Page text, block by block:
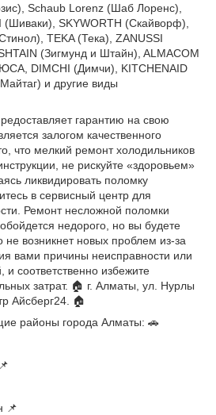
Schaub Lorenz (Шаб Лоренс),
SKYWORTH (Скайворф),
TEKA (Тека), ZANUSSI
(Зигмунд и Штайн), ALMACOM
DIMCHI (Димчи), KITCHENAID
и другие виды
гарантию на свою
залогом качественного
что мелкий ремонт холодильников
не рискуйте «здоровьем»
ликвидировать поломку
в сервисный центр для
Ремонт несложной поломки
недорого, но вы будете
не возникнет новых проблем из-за
вами причины неисправности или
и соответственно избежите
затрат. 🏠 г. Алматы, ул. Нурлы
Айсберг24. 🏠
районы города Алматы: 🚗
📌